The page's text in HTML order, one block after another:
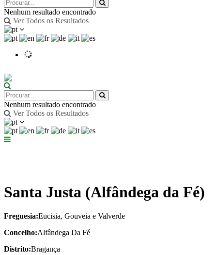
Nenhum resultado encontrado
Ver Todos os Resultados
Nenhum resultado encontrado
Ver Todos os Resultados
Santa Justa (Alfândega da Fé)
Freguesia:Eucisia, Gouveia e Valverde
Concelho:Alfândega Da Fé
Distrito:Bragança